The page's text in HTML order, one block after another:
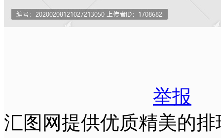
举报
汇图网提供优质精美的